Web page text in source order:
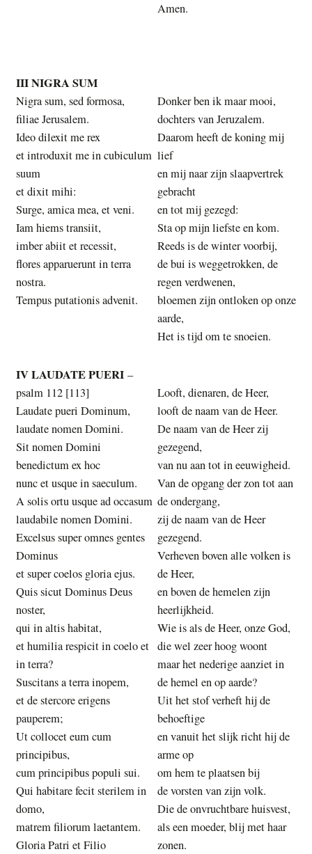
Amen.
III NIGRA SUM
Nigra sum, sed formosa,
filiae Jerusalem.
Ideo dilexit me rex
et introduxit me in cubiculum
suum
et dixit mihi:
Surge, amica mea, et veni.
Iam hiems transiit,
imber abiit et recessit,
flores apparuerunt in terra
nostra.
Tempus putationis advenit.
Donker ben ik maar mooi,
dochters van Jeruzalem.
Daarom heeft de koning mij
lief
en mij naar zijn slaapvertrek
gebracht
en tot mij gezegd:
Sta op mijn liefste en kom.
Reeds is de winter voorbij,
de bui is weggetrokken, de
regen verdwenen,
bloemen zijn ontloken op onze
aarde,
Het is tijd om te snoeien.
IV LAUDATE PUERI –
psalm 112 [113]
Laudate pueri Dominum,
laudate nomen Domini.
Sit nomen Domini
benedictum ex hoc
nunc et usque in saeculum.
A solis ortu usque ad occasum
laudabile nomen Domini.
Excelsus super omnes gentes
Dominus
et super coelos gloria ejus.
Quis sicut Dominus Deus
noster,
qui in altis habitat,
et humilia respicit in coelo et
in terra?
Suscitans a terra inopem,
et de stercore erigens
pauperem;
Ut collocet eum cum
principibus,
cum principibus populi sui.
Qui habitare fecit sterilem in
domo,
matrem filiorum laetantem.
Gloria Patri et Filio
Looft, dienaren, de Heer,
looft de naam van de Heer.
De naam van de Heer zij
gezegend,
van nu aan tot in eeuwigheid.
Van de opgang der zon tot aan
de ondergang,
zij de naam van de Heer
gezegend.
Verheven boven alle volken is
de Heer,
en boven de hemelen zijn
heerlijkheid.
Wie is als de Heer, onze God,
die wel zeer hoog woont
maar het nederige aanziet in
de hemel en op aarde?
Uit het stof verheft hij de
behoeftige
en vanuit het slijk richt hij de
arme op
om hem te plaatsen bij
de vorsten van zijn volk.
Die de onvruchtbare huisvest,
als een moeder, blij met haar
zonen.